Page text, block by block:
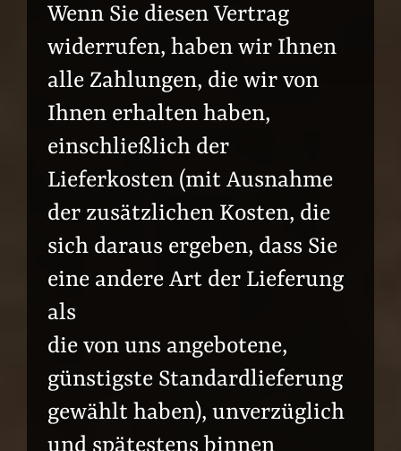
Wenn Sie diesen Vertrag
widerrufen, haben wir Ihnen
alle Zahlungen, die wir von
Ihnen erhalten haben,
einschließlich der
Lieferkosten (mit Ausnahme
der zusätzlichen Kosten, die
sich daraus ergeben, dass Sie
eine andere Art der Lieferung
als
die von uns angebotene,
günstigste Standardlieferung
gewählt haben), unverzüglich